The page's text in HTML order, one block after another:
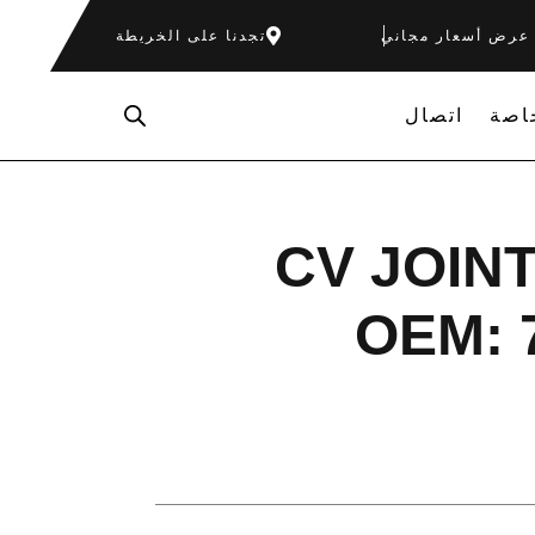
أسعار مجاني تجدنا على الخريطة
اتصال
CV
OEM: